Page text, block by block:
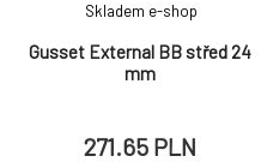
Gusset External BB střed 24
mm
Skladem e-shop
271.65 PLN